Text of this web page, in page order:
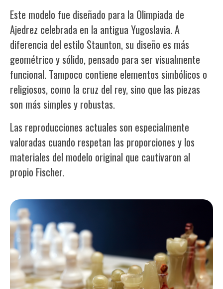
Este modelo fue diseñado para la Olimpiada de
Ajedrez celebrada en la antigua Yugoslavia. A
diferencia del estilo Staunton, su diseño es más
geométrico y sólido, pensado para ser visualmente
funcional. Tampoco contiene elementos simbólicos o
religiosos, como la cruz del rey, sino que las piezas
son más simples y robustas.
Las reproducciones actuales son especialmente
valoradas cuando respetan las proporciones y los
materiales del modelo original que cautivaron al
propio Fischer.